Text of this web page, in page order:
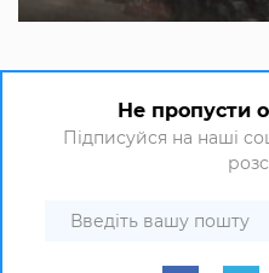
Не пропусти
Підписуйся на наші